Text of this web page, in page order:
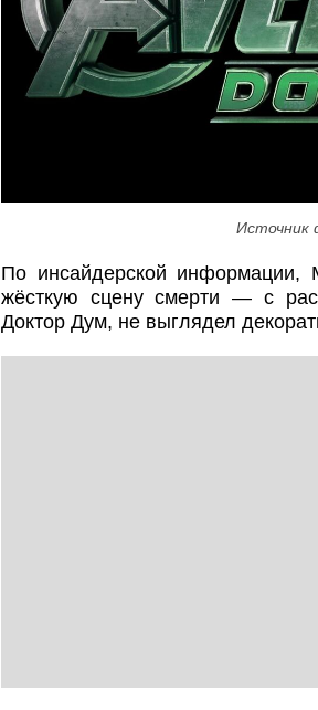
Источник
По инсайдерской информации,
жёсткую сцену смерти — с
Доктор Дум, не выглядел